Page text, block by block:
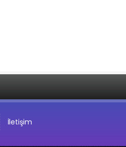
İletişim